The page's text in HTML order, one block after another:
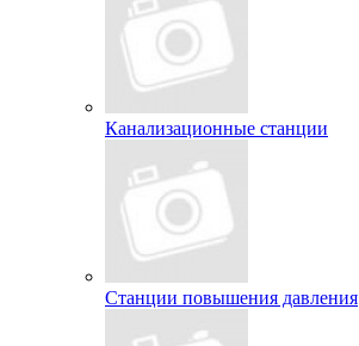
Канализационные станции
Станции повышения давления